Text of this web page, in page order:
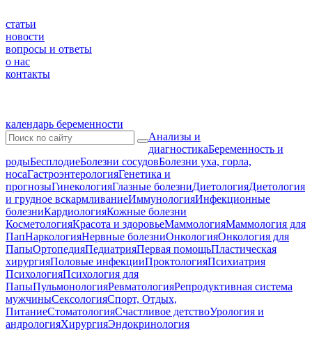
статьи
новости
вопросы и ответы
о нас
контакты
календарь беременности
Анализы и
диагностикаБеременность и
родыБесплодиеБолезни сосудовБолезни уха, горла,
носаГастроэнтерологияГенетика и
прогнозыГинекологияГлазные болезниДиетологияДиетология
и грудное вскармливаниеИммунологияИнфекционные
болезниКардиологияКожные болезни
КосметологияКрасота и здоровьеМаммологияМаммология для
ПапНаркологияНервные болезниОнкологияОнкология для
ПапыОртопедияПедиатрияПервая помощьПластическая
хирургияПоловые инфекцииПроктологияПсихиатрия
ПсихологияПсихология для
ПапыПульмонологияРевматологияРепродуктивная система
мужчиныСексологияСпорт, Отдых,
ПитаниеСтоматологияСчастливое детствоУрология и
андрологияХирургияЭндокринология